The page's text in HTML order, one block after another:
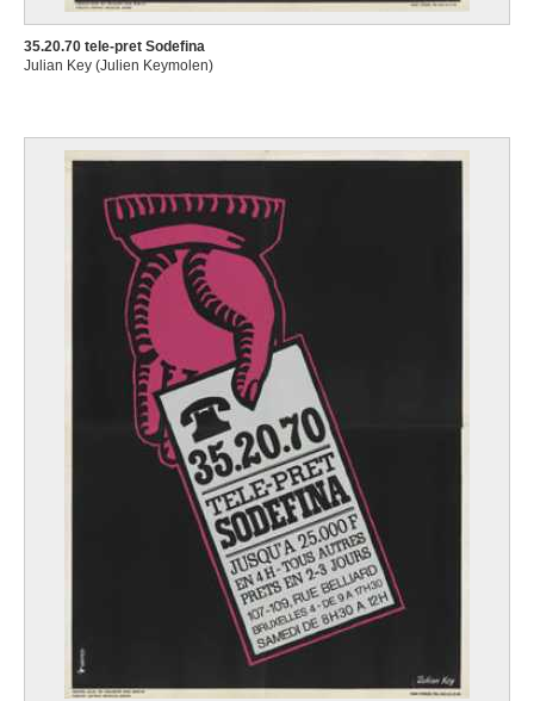
35.20.70 tele-pret Sodefina
Julian Key (Julien Keymolen)